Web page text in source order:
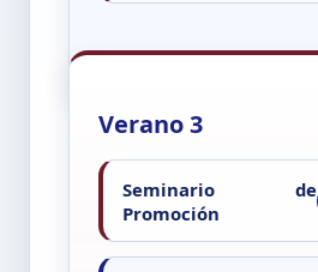
Verano 3
Seminario de
Promoción